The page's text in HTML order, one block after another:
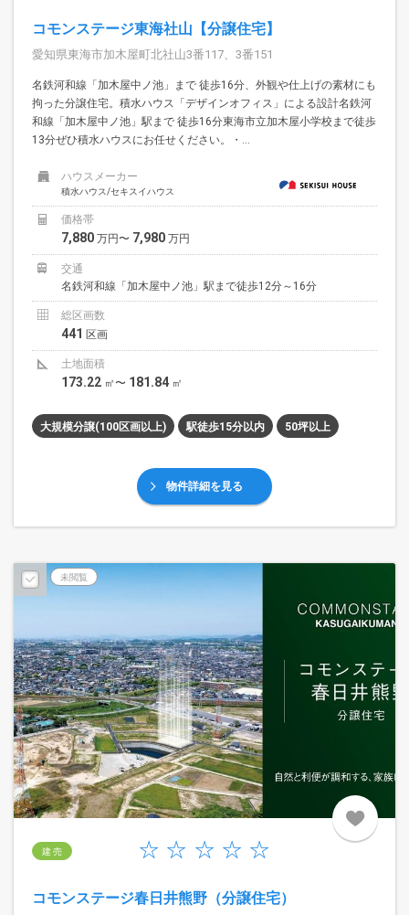
コモンステージ東海社山【分譲住宅】
愛知県東海市加木屋町北社山3番117、3番151
名鉄河和線「加木屋中ノ池」まで 徒歩16分、外観や仕上げの素材にも
拘った分譲住宅。積水ハウス「デザインオフィス」による設計名鉄河
和線「加木屋中ノ池」駅まで 徒歩16分東海市立加木屋小学校まで徒歩
13分ぜひ積水ハウスにお任せください。・...
ハウスメーカー
積水ハウス/セキスイハウス
価格帯
7,880 万円〜 7,980 万円
交通
名鉄河和線「加木屋中ノ池」駅まで徒歩12分～16分
総区画数
441 区画
土地面積
173.22 ㎡〜 181.84 ㎡
大規模分譲(100区画以上) 駅徒歩15分以内 50坪以上
物件詳細を見る
未閲覧
建 売
コモンステージ春日井熊野（分譲住宅）